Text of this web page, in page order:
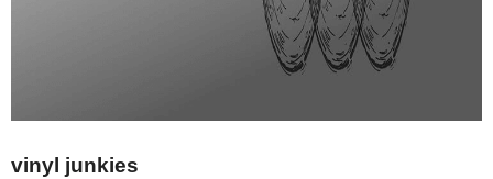
vinyl junkies